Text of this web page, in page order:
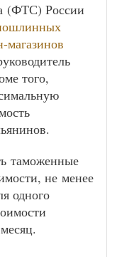
(ФТС) России
магазинов
того,
таможенные
не менее
одного